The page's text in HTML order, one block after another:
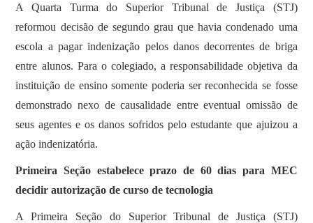
​A Quarta Turma do Superior Tribunal de Justiça (STJ)
reformou decisão de segundo grau que havia condenado uma
escola a pagar indenização pelos danos decorrentes de briga
entre alunos. Para o colegiado, a responsabilidade objetiva da
instituição de ensino somente poderia ser reconhecida se fosse
demonstrado nexo de causalidade entre eventual omissão de
seus agentes e os danos sofridos pelo estudante que ajuizou a
ação indenizatória.
Primeira Seção estabelece prazo de 60 dias para MEC
decidir autorização de curso de tecnologia
​A Primeira Seção do Superior Tribunal de Justiça (STJ)